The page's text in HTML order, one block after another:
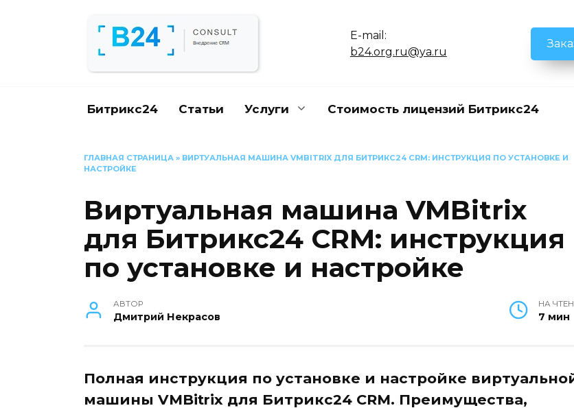
E-mail:
b24.org.ru@ya.ru
Битрикс24 Статьи Услуги Стоимость лицензий Битрикс24
ГЛАВНАЯ СТРАНИЦА » ВИРТУАЛЬНАЯ МАШИНА VMBITRIX ДЛЯ БИТРИКС24 CRM: ИНСТРУКЦИЯ ПО УСТАНОВКЕ И
НАСТРОЙКЕ
Виртуальная машина VMBitrix
для Битрикс24 CRM: инструкция
по установке и настройке
АВТОР
Дмитрий Некрасов
НА
7 мин
Полная инструкция по установке и настройке
машины VMBitrix для Битрикс24 CRM. Преимущества,